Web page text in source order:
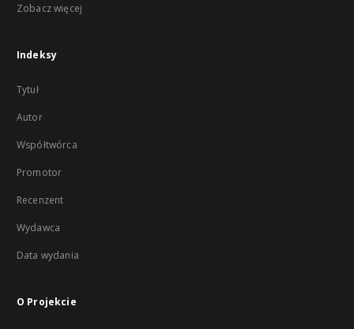
Zobacz więcej
Indeksy
Tytuł
Autor
Współtwórca
Promotor
Recenzent
Wydawca
Data wydania
O Projekcie